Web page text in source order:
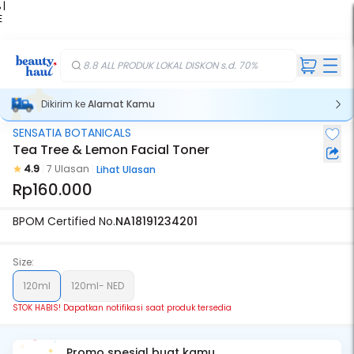
|
8.8 ALL PRODUK LOKAL DISKON s.d. 70%
Dikirim keAlamat Kamu
Stok Habis
SENSATIA BOTANICALS
Tea Tree & Lemon Facial Toner
4.9 7 Ulasan Lihat Ulasan
Rp160.000
BPOM Certified No.NA18191234201
Size:
120ml
120ml- NED
STOK HABIS! Dapatkan notifikasi saat produk tersedia